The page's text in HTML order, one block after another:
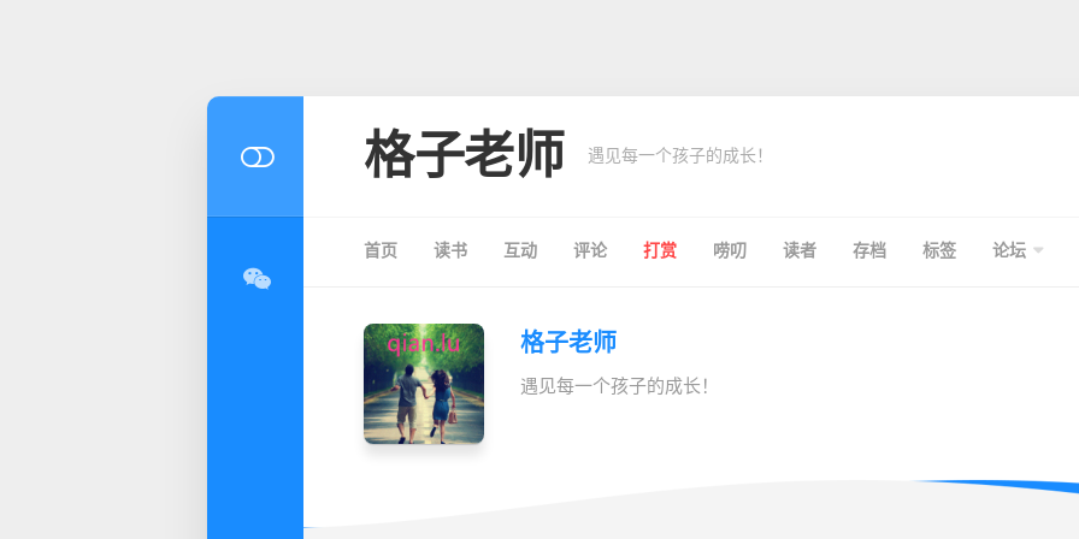
格子老师 遇见每一个孩子的成长！
首页 读书 互动 评论 打赏 唠叨 读者 存档 标签 论坛
格子老师
遇见每一个孩子的成长！